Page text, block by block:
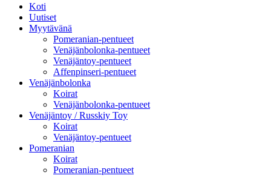
Koti
Uutiset
Myytävänä
Pomeranian-pentueet
Venäjänbolonka-pentueet
Venäjäntoy-pentueet
Affenpinseri-pentueet
Venäjänbolonka
Koirat
Venäjänbolonka-pentueet
Venäjäntoy / Russkiy Toy
Koirat
Venäjäntoy-pentueet
Pomeranian
Koirat
Pomeranian-pentueet